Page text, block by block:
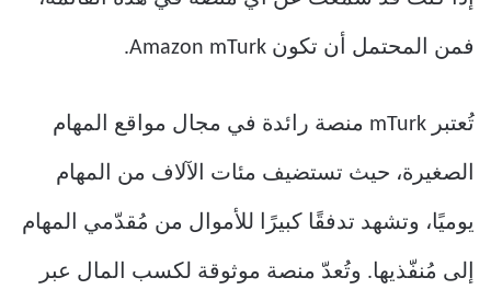
فمن المحتمل أن تكون Amazon mTurk.
تُعتبر mTurk منصة رائدة في مجال مواقع المهام
الصغيرة، حيث تستضيف مئات الآلاف من المهام
يوميًا، وتشهد تدفقًا كبيرًا للأموال من مُقدّمي المهام
إلى مُنفّذيها. وتُعدّ منصة موثوقة لكسب المال عبر